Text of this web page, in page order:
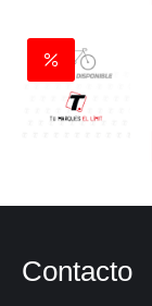
Contacto